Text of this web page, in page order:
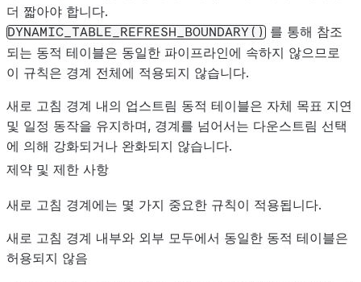
더 짧아야 합니다.
DYNAMIC_TABLE_REFRESH_BOUNDARY() 를 통해 참조
되는 동적 테이블은 동일한 파이프라인에 속하지 않으므로
이 규칙은 경계 전체에 적용되지 않습니다.
새로 고침 경계 내의 업스트림 동적 테이블은 자체 목표 지연
및 일정 동작을 유지하며, 경계를 넘어서는 다운스트림 선택
에 의해 강화되거나 완화되지 않습니다.
제약 및 제한 사항
새로 고침 경계에는 몇 가지 중요한 규칙이 적용됩니다.
새로 고침 경계 내부와 외부 모두에서 동일한 동적 테이블은
허용되지 않음